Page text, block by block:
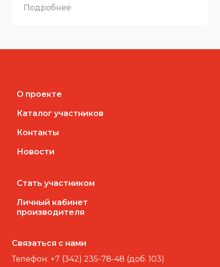
Подробнее
О проекте
Каталог участников
Контакты
Новости
Стать участником
Личный кабинет
производителя
Связаться с нами
Телефон: +7 (342) 235-78-48 (доб. 103)